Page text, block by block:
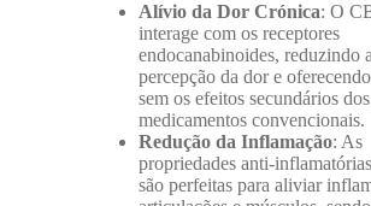
Alívio da Dor Crónica: O
interage com os receptores
endocanabinoides, reduzindo a
percepção da dor e
sem os efeitos secundários dos
medicamentos convencionais.
Redução da Inflamação: As
propriedades anti-
são perfeitas para aliviar